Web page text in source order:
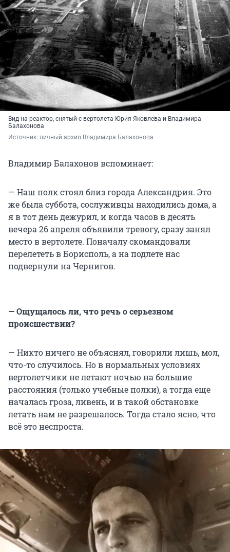
Вид на реактор, снятый с вертолета Юрия Яковлева и Владимира
Балахонова
Источник: личный архив Владимира Балахонова
Владимир Балахонов вспоминает:
— Наш полк стоял близ города Александрия. Это
же была суббота, сослуживцы находились дома, а
я в тот день дежурил, и когда часов в десять
вечера 26 апреля объявили тревогу, сразу занял
место в вертолете. Поначалу скомандовали
перелететь в Борисполь, а на подлете нас
подвернули на Чернигов.
—Ощущалось ли, что речь о серьезном
происшествии?
— Никто ничего не объяснял, говорили лишь, мол,
что-то случилось. Но в нормальных условиях
вертолетчики не летают ночью на большие
расстояния (только учебные полки), а тогда еще
началась гроза, ливень, и в такой обстановке
летать нам не разрешалось. Тогда стало ясно, что
всё это неспроста.